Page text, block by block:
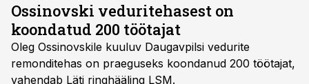
Ossinovski veduritehasest on
koondatud 200 töötajat
Oleg Ossinovskile kuuluv Daugavpilsi vedurite
remonditehas on praeguseks koondanud 200 töötajat,
vahendab Läti ringhääling LSM.